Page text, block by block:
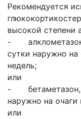
Рекомендуется
высокой степени
-
сутки наружно на
недель;
или
- бетаметазон,
наружно на очаги
или